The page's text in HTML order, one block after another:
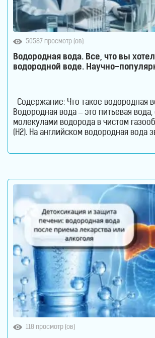
50587 просмотр (ов)
Водородная вода. Все, что вы
водородной воде. Научно-
Содержание: Что такое водородная
Водородная вода – это питьевая
молекулами водорода в чистом
(H2). На английском водородная вода
воде молекулы водорода не
118 просмотр (ов)